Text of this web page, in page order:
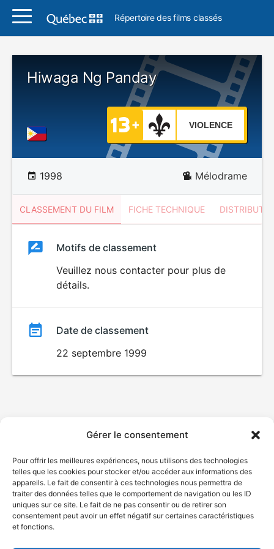
Gérer le consentement
Pour offrir les meilleures expériences, nous utilisons des technologies
telles que les cookies pour stocker et/ou accéder aux informations des
appareils. Le fait de consentir à ces technologies nous permettra de
traiter des données telles que le comportement de navigation ou les ID
uniques sur ce site. Le fait de ne pas consentir ou de retirer son
consentement peut avoir un effet négatif sur certaines caractéristiques
et fonctions.
Répertoire des films classés
Hiwaga Ng Panday
VIOLENCE
1998 Mélodrame
CLASSEMENT DU FILM FICHE TECHNIQUE
ClassementClassement
Motifs de classement
Veuillez nous contacter pour plus de
détails.
Date de classement
22 septembre 1999